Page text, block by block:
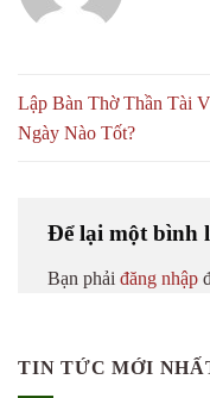
Lập Bàn Thờ Thần Tài
Ngày Nào Tốt?
Để lại một bình
Bạn phải đăng nhập
TIN TỨC MỚI